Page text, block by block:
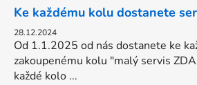
Ke každému kolu dostanete
28.12.2024
Od 1.1.2025 od nás dostanete ke
zakoupenému kolu "malý servis
každé kolo ...